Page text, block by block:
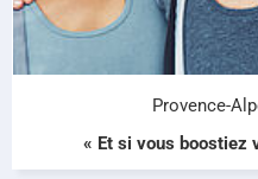
Provence-
« Et si vous boostiez